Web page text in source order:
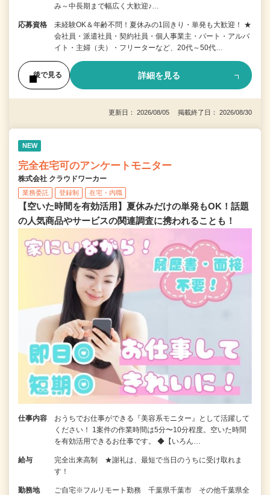
み～中長期まで幅広く大歓迎♪…
応募資格
未経験OK＆年齢不問！夏休みの1回きり・単発も大歓迎！ ★
会社員・派遣社員・契約社員・個人事業主・パート・アルバ
イト・主婦（夫）・フリーターなど、20代～50代…
後で見る 詳細を見る
更新日： 2026/08/05 掲載終了日： 2026/08/30
NEW
完全在宅可のアンケートモニター
株式会社 クラウドワーカー
業務委託 登録制 在宅・内職
【空いた時間を有効活用】夏休みだけの単発もOK！話題
の人気商品やサービスの関連調査に携われることも！
仕事内容
おうちでお仕事ができる『美容系モニター』として活躍して
ください！ 1案件の作業時間は5分〜10分程度。空いた時間
を有効活用できるお仕事です。 ◆【いろん…
給与
完全出来高制 ★謝礼は、最短で当日のうちに受け取れま
す！
勤務地
ご自宅※フルリモート勤務 千葉県千葉市 その他千葉県全